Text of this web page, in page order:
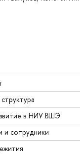
в НИУ ВШЭ
и сотрудники